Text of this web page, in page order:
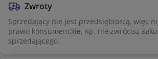
Zwroty
Sprzedający nie jest przedsiębiorcą, więc
prawo konsumenckie, np. nie zwrócisz
sprzedającego.